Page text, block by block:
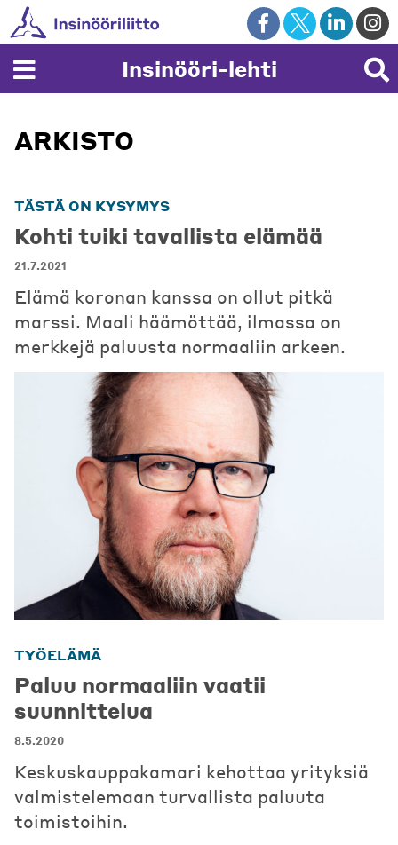
Skip
to
content
Insinööri-lehti
ARKISTO
TÄSTÄ ON KYSYMYS
Kohti tuiki tavallista elämää
21.7.2021
Elämä koronan kanssa on ollut pitkä
marssi. Maali häämöttää, ilmassa on
merkkejä paluusta normaaliin arkeen.
TYÖELÄMÄ
Paluu normaaliin vaatii
suunnittelua
8.5.2020
Keskuskauppakamari kehottaa yrityksiä
valmistelemaan turvallista paluuta
toimistoihin.